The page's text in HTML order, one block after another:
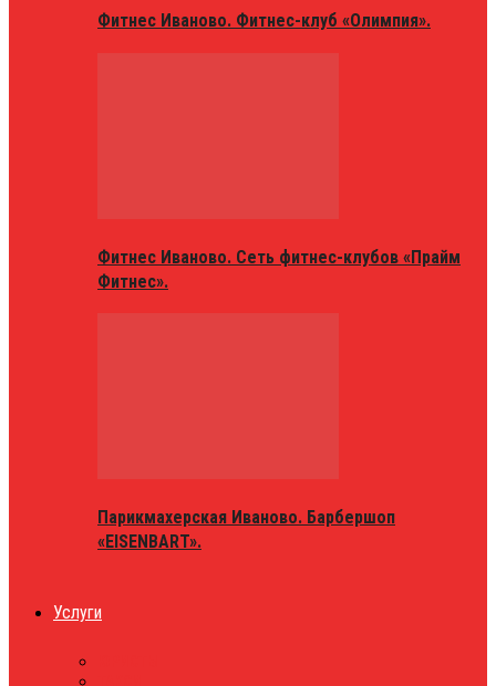
Фитнес Иваново. Фитнес-клуб «Олимпия».
Фитнес Иваново. Сеть фитнес-клубов «Прайм
Фитнес».
Парикмахерская Иваново. Барбершоп
«EISENBART».
Услуги